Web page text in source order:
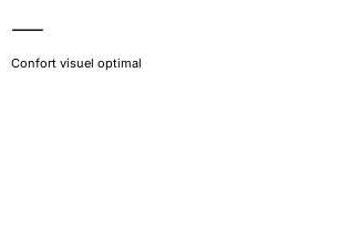
—
Confort visuel optimal